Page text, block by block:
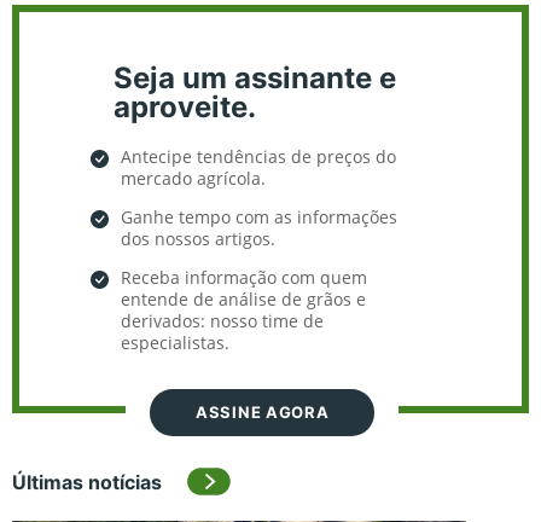
Seja um assinante e
aproveite.
Antecipe tendências de preços do
mercado agrícola.
Ganhe tempo com as informações
dos nossos artigos.
Receba informação com quem
entende de análise de grãos e
derivados: nosso time de
especialistas.
ASSINE AGORA
Últimas notícias